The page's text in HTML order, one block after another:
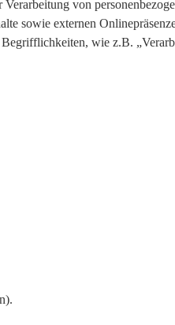
von
sowie externen
wie z.B.